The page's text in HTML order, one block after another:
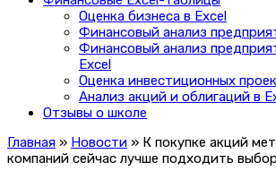
Оценка бизнеса в Excel
Финансовый анализ
Финансовый анализ
Excel
Оценка инвестиционных
Анализ акций и облигаций в
Отзывы о школе
Главная » Новости » К покупке акций
компаний сейчас лучше подходить